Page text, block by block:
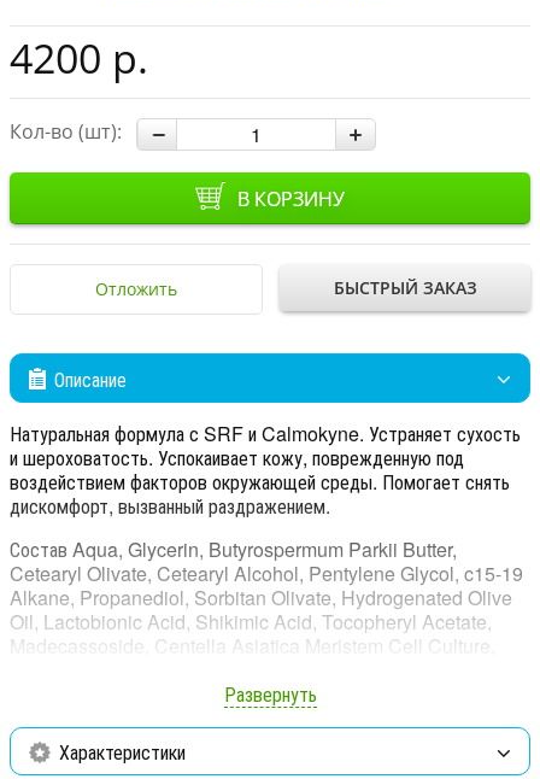
4200 р.
Кол-во (шт):
В КОРЗИНУ
Отложить БЫСТРЫЙ ЗАКАЗ
Описание
Натуральная формула с SRF и Calmokyne. Устраняет сухость
и шероховатость. Успокаивает кожу, поврежденную под
воздействием факторов окружающей среды. Помогает снять
дискомфорт, вызванный раздражением.
Состав Aqua, Glycerin, Butyrospermum Parkii Butter,
Cetearyl Olivate, Cetearyl Alcohol, Pentylene Glycol, c15-19
Alkane, Propanediol, Sorbitan Olivate, Hydrogenated Olive
Oil, Lactobionic Acid, Shikimic Acid, Tocopheryl Acetate,
Madecassoside, Centella Asiatica Meristem Cell Culture,
Benzoate, Sodium Stearoyl Glutamate, Coco-Caprylate,
Parfum, Tetrasodium Glutamate Diacetate, Tocopherol,
Ascorbyl Palmitate, Limonene, Citrus Aurantium Peel Oil,
Развернуть
Характеристики